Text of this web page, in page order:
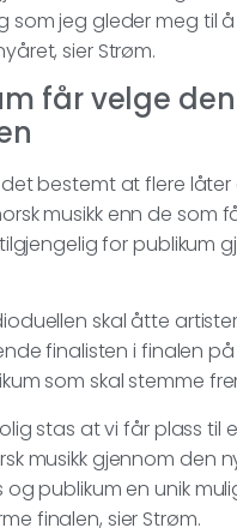
som jeg gleder meg til
sier Strøm.
får velge
det bestemt at flere
musikk enn de som
for publikum
skal åtte
finalisten i finalen på
som skal stemme
stas at vi får plass til
musikk gjennom den
og publikum en unik
finalen, sier Strøm.